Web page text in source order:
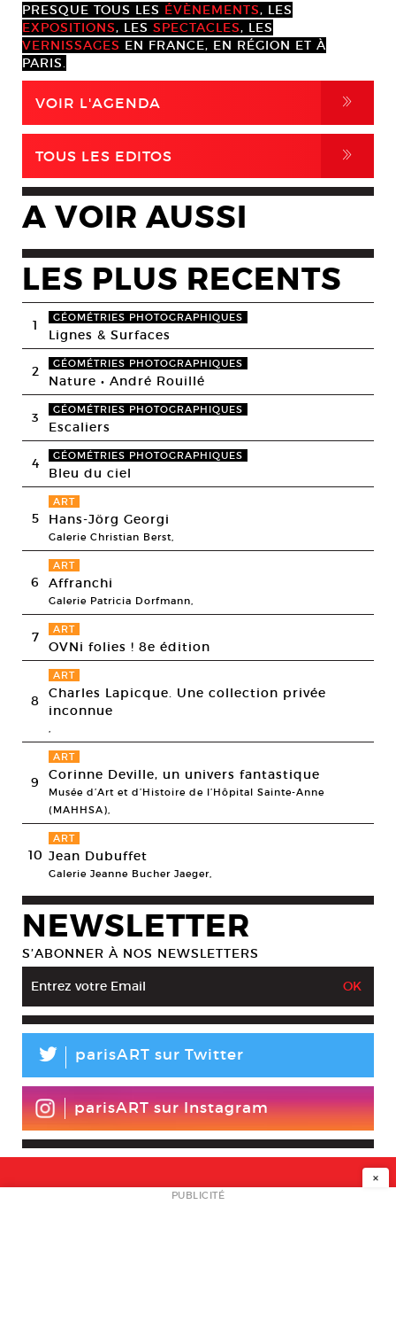
PRESQUE TOUS LES ÉVÈNEMENTS, LES
EXPOSITIONS, LES SPECTACLES, LES
VERNISSAGES EN FRANCE, EN RÉGION ET À
PARIS.
VOIR L'AGENDA ,
TOUS LES EDITOS ,
A VOIR AUSSI
LES PLUS RECENTS
1 GÉOMÉTRIES PHOTOGRAPHIQUES
Lignes & Surfaces
2 GÉOMÉTRIES PHOTOGRAPHIQUES
Nature • André Rouillé
3 GÉOMÉTRIES PHOTOGRAPHIQUES
Escaliers
4 GÉOMÉTRIES PHOTOGRAPHIQUES
Bleu du ciel
5
ART
Hans-Jörg Georgi
Galerie Christian Berst,
6
ART
Affranchi
Galerie Patricia Dorfmann,
7 ART
OVNi folies ! 8e édition
8
ART
Charles Lapicque. Une collection privée
inconnue
9
ART
Corinne Deville, un univers fantastique
Musée d’Art et d’Histoire de l’Hôpital Sainte-Anne
(MAHHSA),
10
ART
Jean Dubuffet
Galerie Jeanne Bucher Jaeger,
NEWSLETTER
S’ABONNER À NOS NEWSLETTERS
L parisART sur Twitter
parisART sur Instagram
NEWSLETTER
×
PUBLICITÉ